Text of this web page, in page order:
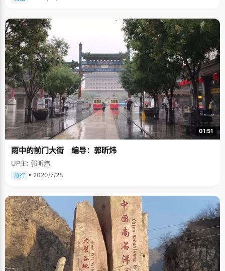
01:51
雨中的前门大街 编导：郭昕炜
UP主: 郭昕炜
旅行 • 2020/7/28